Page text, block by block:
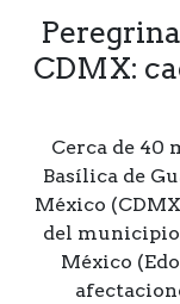
CDMX:
Cerca de 40
Basílica de
México
del municipio
México